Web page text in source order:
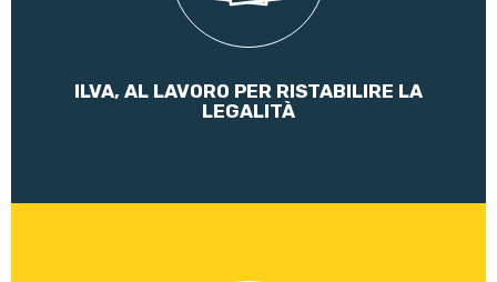
ILVA, AL LAVORO PER RISTABILIRE LA
LEGALITÀ
Leggi di più